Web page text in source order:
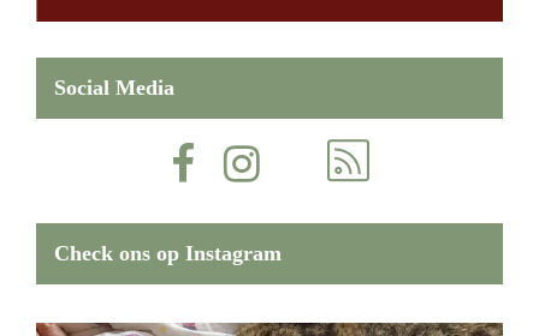
Social Media
Check ons op Instagram